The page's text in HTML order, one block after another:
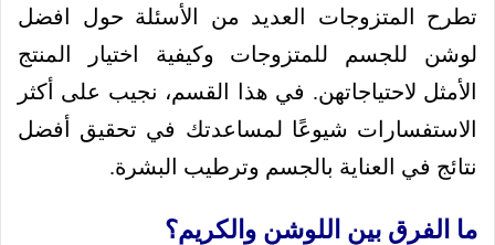
تطرح المتزوجات العديد من الأسئلة حول افضل
لوشن للجسم للمتزوجات وكيفية اختيار المنتج
الأمثل لاحتياجاتهن. في هذا القسم، نجيب على أكثر
الاستفسارات شيوعًا لمساعدتك في تحقيق أفضل
نتائج في العناية بالجسم وترطيب البشرة.
ما الفرق بين اللوشن والكريم؟